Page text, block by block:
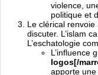
violence,
politique et
Le clérical renvoie
discuter. L’islam
L’eschatologie
L’influence
logos[/
apporte